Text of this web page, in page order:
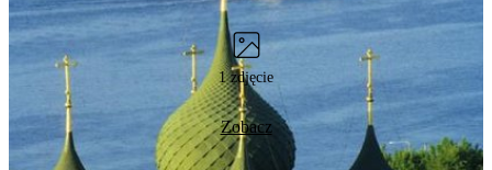
1 zdjęcie
Zobacz